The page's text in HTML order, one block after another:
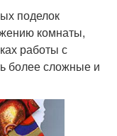
поделок
комнаты,
работы с
более сложные и